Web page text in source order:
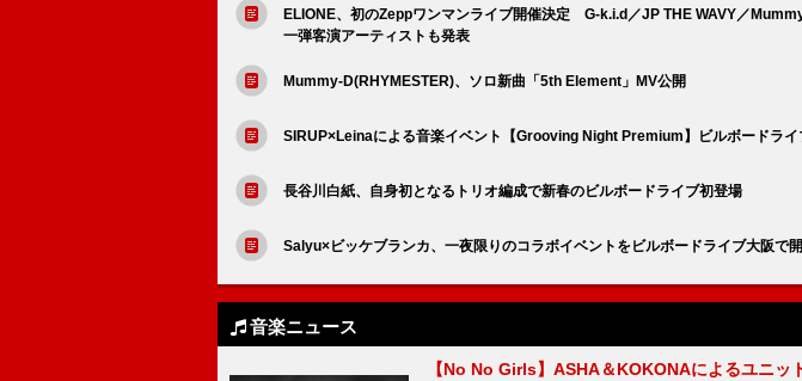
ELIONE、初のZeppワンマンライブ開催決定 G-k.i.d／JP THE WAVY／
一弾客演アーティストも発表
Mummy-D(RHYMESTER)、ソロ新曲「5th Element」MV公開
SIRUP×Leinaによる音楽イベント【Grooving Night Premium】ビルボードライ
長谷川白紙、自身初となるトリオ編成で新春のビルボードライブ初登場
Salyu×ビッケブランカ、一夜限りのコラボイベントをビルボードライブ大阪で
音楽ニュース
【No No Girls】ASHA＆KOKONAによるユニッ